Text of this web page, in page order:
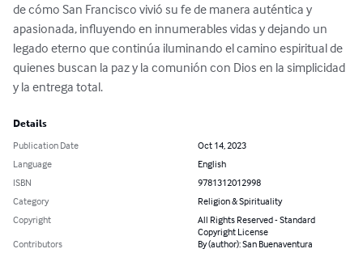
de cómo San Francisco vivió su fe de manera auténtica y
apasionada, influyendo en innumerables vidas y dejando un
legado eterno que continúa iluminando el camino espiritual de
quienes buscan la paz y la comunión con Dios en la simplicidad
y la entrega total.
Details
Publication Date
Oct 14, 2023
Language
English
ISBN
9781312012998
Category
Religion & Spirituality
Copyright
All Rights Reserved - Standard
Copyright License
Contributors
By (author): San Buenaventura